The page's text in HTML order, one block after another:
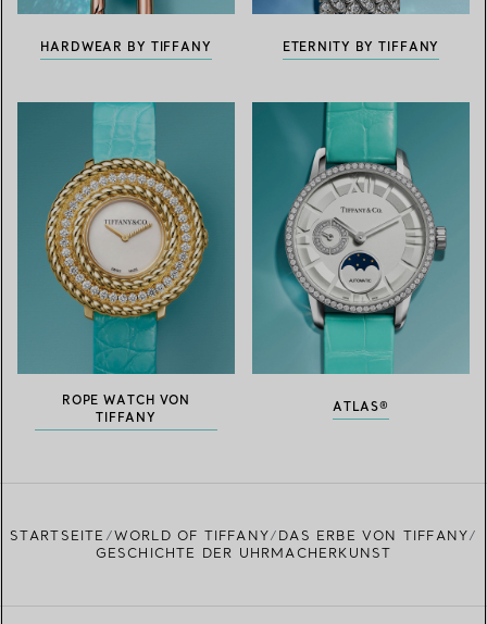
HARDWEAR BY TIFFANY ETERNITY BY TIFFANY
ROPE WATCH VON
TIFFANY
ATLAS®
STARTSEITE WORLD OF TIFFANY
DAS ERBE VON TIFFANY
GESCHICHTE DER UHRMACHERKUNST